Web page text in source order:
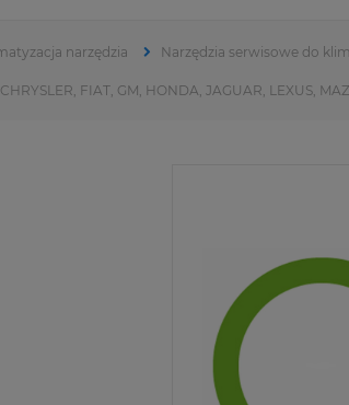
narzędzia Narzędzia serwisowe do
FIAT, GM, HONDA, JAGUAR, LEXUS,